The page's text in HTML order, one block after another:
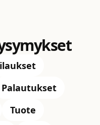
Palautukset
Tuote